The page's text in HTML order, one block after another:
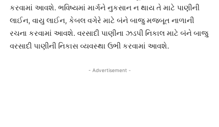
કરવામાં આવશે. ભવિષ્યમાં માર્ગને નુકસાન ન થાય તે માટે પાણીની
લાઈન, વાયુ લાઈન, કેબલ વગેરે માટે બંને બાજુ મજબૂત નાળાની
રચના કરવામાં આવશે. વરસાદી પાણીના ઝડપી નિકાલ માટે બંને બાજુ
વરસાદી પાણીની નિકાસ વ્યવસ્થા ઉભી કરવામાં આવશે.
- Advertisement -